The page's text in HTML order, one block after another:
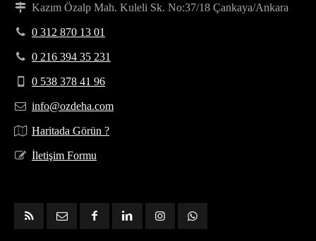
Kazım Özalp Mah. Kuleli Sk. No:37/18 Çankaya/Ankara
0 312 870 13 01
0 216 394 35 231
0 538 378 41 96
info@ozdeha.com
Haritada Görün ?
İletişim Formu